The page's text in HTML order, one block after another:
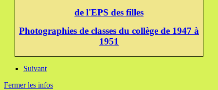
de l'EPS des filles
Photographies de classes du collège de 1947 à
1951
Suivant
Fermer les infos